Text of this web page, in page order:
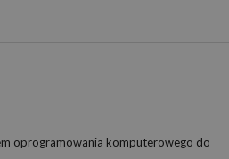
oprogramowania komputerowego do